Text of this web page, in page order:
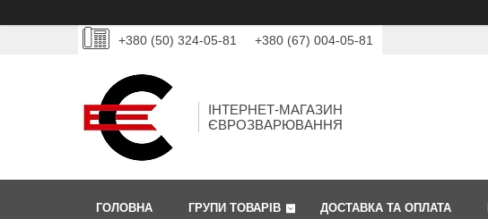
+380 (50) 324-05-81 +380 (67) 004-05-81
ІНТЕРНЕТ-МАГАЗИН
ЄВРОЗВАРЮВАННЯ
ГОЛОВНА ГРУПИ ТОВАРІВ ДОСТАВКА ТА ОПЛАТА